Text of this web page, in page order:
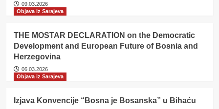
09.03.2026
Objava iz Sarajeva
THE MOSTAR DECLARATION on the Democratic
Development and European Future of Bosnia and
Herzegovina
06.03.2026
Objava iz Sarajeva
Izjava Konvencije “Bosna je Bosanska” u Bihaću